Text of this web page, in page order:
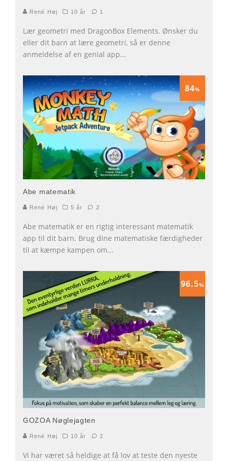
René Høj 10 år 1
Lær geometri med DragonBox Elements. Ønsker du
eller dit barn at lære geometri, så er denne
anmeldelse af en genial app...
84%
Abe matematik
René Høj 5 år 2
Abe matematik er en rigtig interessant matematik
app til dit barn. Brug dine matematiske færdigheder
til at kæmpe kampen om...
96.5%
GOZOA Nøglejagten
René Høj 10 år 2
Vi har været så heldige at få lov at teste den nyeste